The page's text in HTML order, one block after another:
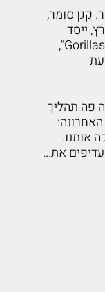
קגן סומר,
ייסד
חברה בשם "Gorillas",
פה תהליך
אותנו.
את...